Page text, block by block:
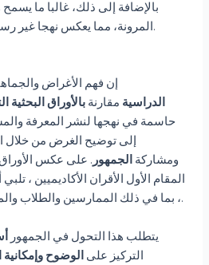
بالإضافة إلى ذلك، غالبا ما
المرونة، مما يعكس نهجا غير رسمي أكثر للخطاب الأكاديمي.
إن فهم الأغراض
الدراسية مقارنة بالأوراق البحثية
حاسمة في نهجها لنشر المعرفة
إلى توضيح الغرض من خلال
ومشاركة الجمهور . على عكس
المقام الأول الأقران الأكاديميين ،
، بما في ذلك الممارسين والطلاب والمهنيين من مختلف المجالات.
يتطلب هذا التحول في الجمهور
التركيز على الوضوح